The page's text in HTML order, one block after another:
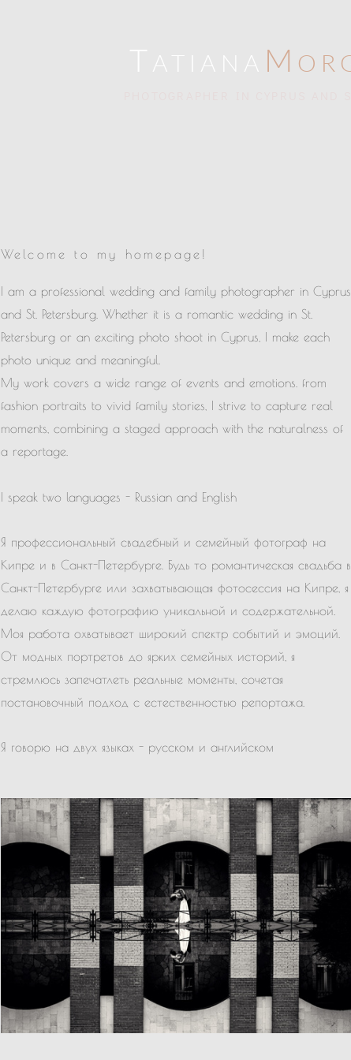
T ATIANA M
Welcome to my homepage!
I am a professional wedding and family photographer in Cyprus
and St. Petersburg. Whether it is a romantic wedding in St.
Petersburg or an exciting photo shoot in Cyprus, I make each
photo unique and meaningful.
My work covers a wide range of events and emotions. from
fashion portraits to vivid family stories, I strive to capture real
moments, combining a staged approach with the naturalness of
a reportage.
I speak two languages ​​- Russian and English
Я профессиональный свадебный и семейный фотограф на
Кипре и в Санкт-Петербурге. Будь то романтическая свадьба в
Санкт-Петербурге или захватывающая фотосессия на Кипре, я
делаю каждую фотографию уникальной и содержательной.
Моя работа охватывает широкий спектр событий и эмоций.
От модных портретов до ярких семейных историй, я
стремлюсь запечатлеть реальные моменты, сочетая
постановочный подход с естественностью репортажа.
Я говорю на двух языках - русском и английском